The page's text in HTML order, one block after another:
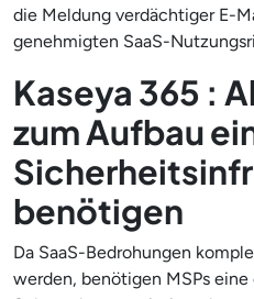
die Meldung verdächtiger E-
genehmigten SaaS-
Kaseya 365 :
zum Aufbau
benötigen
Da SaaS-Bedrohungen
werden, benötigen MSPs